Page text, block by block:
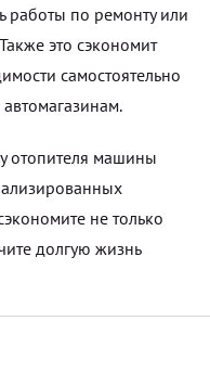
работы по ремонту или
это сэкономит
самостоятельно
отопителя машины
не только
долгую жизнь